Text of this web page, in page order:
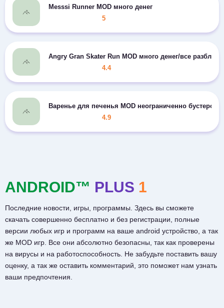
Messsi Runner MOD много денег
5
Angry Gran Skater Run MOD много денег/все
4.4
Варенье для печенья MOD неограниченно бустеров
4.9
ANDROID™ PLUS 1
Последние новости, игры, программы. Здесь вы сможете
скачать совершенно бесплатно и без регистрации, полные
версии любых игр и программ на ваше android устройство, а так
же MOD игр. Все они абсолютно безопасны, так как проверены
на вирусы и на работоспособность. Не забудьте поставить вашу
оценку, а так же оставить комментарий, это поможет нам узнать
ваши предпочтения.